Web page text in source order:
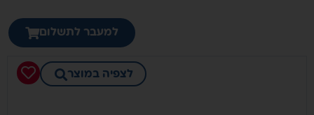
למעבר לתשלום
לצפיה במוצר